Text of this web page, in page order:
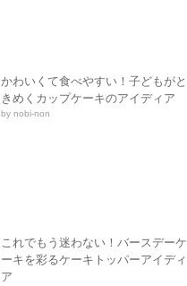
かわいくて食べやすい！子どもがと
きめくカップケーキのアイディア
by nobi-non
これでもう迷わない！バースデーケ
ーキを彩るケーキトッパーアイディ
ア